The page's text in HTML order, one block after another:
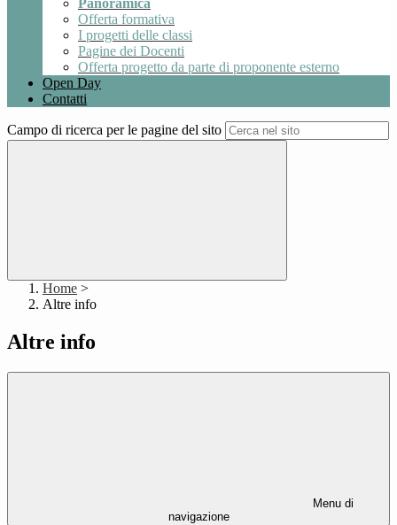
Panoramica
Offerta formativa
I progetti delle classi
Pagine dei Docenti
Offerta progetto da parte di proponente esterno
Open Day
Contatti
Campo di ricerca per le pagine del sito
Home >
Altre info
Altre info
Menu di
navigazione